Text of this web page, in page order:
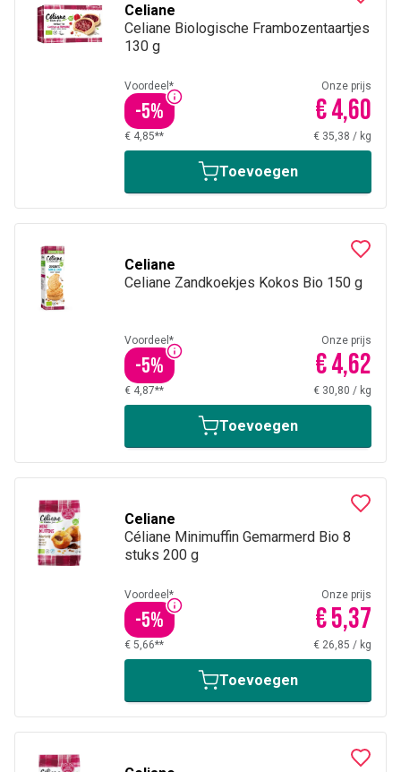
Celiane
Celiane Biologische Frambozentaartjes
130 g
Voordeel*
-5%
Onze prijs
€ 4,60
€ 4,85** € 35,38 / kg
Toevoegen
Celiane
Celiane Zandkoekjes Kokos Bio 150 g
Voordeel*
-5%
Onze prijs
€ 4,62
€ 4,87** € 30,80 / kg
Toevoegen
Celiane
Céliane Minimuffin Gemarmerd Bio 8
stuks 200 g
Voordeel*
-5%
Onze prijs
€ 5,37
€ 5,66** € 26,85 / kg
Toevoegen